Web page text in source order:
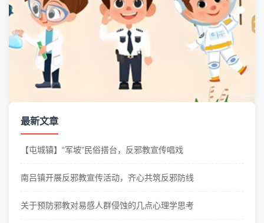
最新文章
【屯城镇】“军坡”民俗搭台，反邪教宣传唱戏
南吕镇开展反邪教宣传活动，齐心共筑反邪防线
关于预防邪教对易感人群侵蚀的几点心理学思考